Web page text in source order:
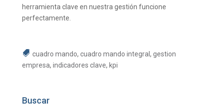
herramienta clave en nuestra gestión funcione
perfectamente.
cuadro mando, cuadro mando integral , gestion
empresa, indicadores clave, kpi
Buscar